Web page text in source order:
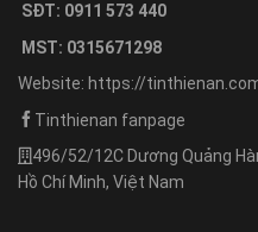
SĐT: 0911 573 440
MST: 0315671298
Website: https://
Tinthienan fanpage
496/52/12C Dương Quảng
Hồ Chí Minh, Việt Nam